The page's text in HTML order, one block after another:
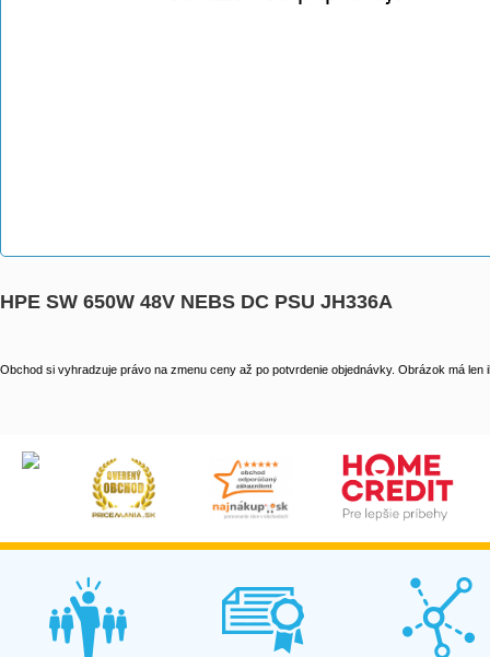
HPE SW 650W 48V NEBS DC PSU JH336A
Obchod si vyhradzuje právo na zmenu ceny až po potvrdenie objednávky. Obrázok má len